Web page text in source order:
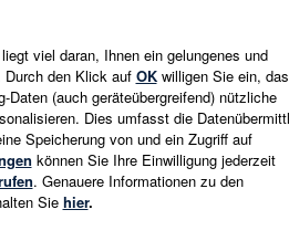
E-Mail-Adresse eingeben
Es gelten die Datenschutzrichtlinien und die